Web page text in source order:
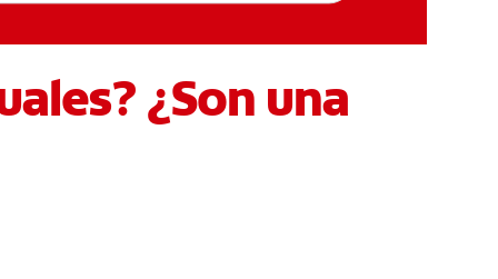
¿Son una